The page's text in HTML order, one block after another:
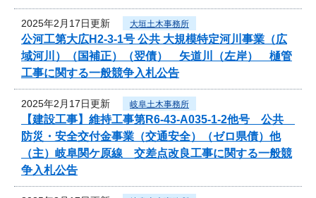
2025年2月17日更新 大垣土木事務所
公河工第大広H2-3-1号 公共 大規模特定河川事業（広
域河川）（国補正）（翌債） 矢道川（左岸） 樋管
工事に関する一般競争入札公告
2025年2月17日更新 岐阜土木事務所
【建設工事】維持工事第R6-43-A035-1-2他号 公共
防災・安全交付金事業（交通安全）（ゼロ県債）他
（主）岐阜関ケ原線 交差点改良工事に関する一般競
争入札公告